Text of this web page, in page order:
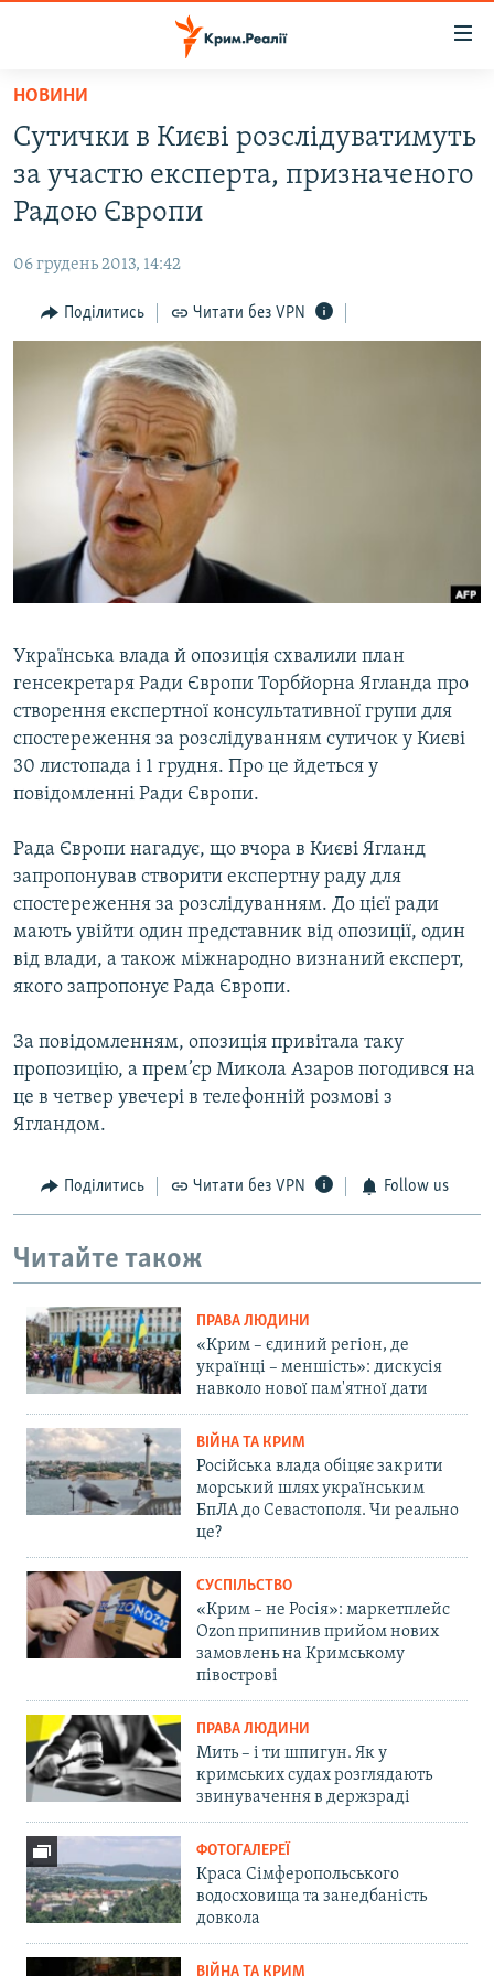
Перейти
основного
матеріалу
Перейти
до
основної
навігації
Перейти
до
ВОДА.КРИМ
ВІДЕО ТА ФОТО
БЛОГИ
ПОГЛЯД
ІНТЕРВ'Ю
ВСЕ ЗА ДЕНЬ
СПЕЦПРОЕКТИ
ДЕПОРТАЦІЯ
ВІДЕОУРОКИ «ELIFBE»
СВІДЧЕННЯ ОКУПАЦІЇ
УКРАЇНСЬКА ПРОБЛЕМА КРИМУ
ЯК ОБІЙТИ БЛОКУВАННЯ
Русский
Qırımtatar
Усі сайти RFE/RL
НОВИНИ
Сутички в Києві розслідуватимуть
за участю експерта, призначеного
Радою Європи
06 грудень 2013, 14:42
Поділитись Читати без VPN
Українська влада й опозиція схвалили план
генсекретаря Ради Європи Торбйорна Ягланда про
створення експертної консультативної групи для
спостереження за розслідуванням сутичок у Києві
30 листопада і 1 грудня. Про це йдеться у
повідомленні Ради Європи.
Рада Європи нагадує, що вчора в Києві Ягланд
запропонував створити експертну раду для
спостереження за розслідуванням. До цієї ради
мають увійти один представник від опозиції, один
від влади, а також міжнародно визнаний експерт,
якого запропонує Рада Європи.
За повідомленням, опозиція привітала таку
пропозицію, а прем’єр Микола Азаров погодився на
це в четвер увечері в телефонній розмові з
Ягландом.
Поділитись Читати без VPN Follow us
Читайте також
ПРАВА ЛЮДИНИ
«Крим – єдиний регіон, де
українці – меншість»: дискусія
навколо нової пам'ятної дати
ВІЙНА ТА КРИМ
Російська влада обіцяє закрити
морський шлях українським
БпЛА до Севастополя. Чи реально
це?
СУСПІЛЬСТВО
«Крим – не Росія»: маркетплейс
Ozon припинив прийом нових
замовлень на Кримському
півострові
ПРАВА ЛЮДИНИ
Мить – і ти шпигун. Як у
кримських судах розглядають
звинувачення в держзраді
ФОТОГАЛЕРЕЇ
Краса Сімферопольського
водосховища та занедбаність
довкола
ВІЙНА ТА КРИМ